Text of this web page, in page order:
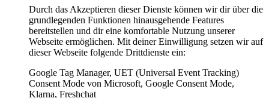
Durch das Akzeptieren dieser Dienste können wir dir über die
grundlegenden Funktionen hinausgehende Features
bereitstellen und dir eine komfortable Nutzung unserer
Webseite ermöglichen. Mit deiner Einwilligung setzen wir auf
dieser Webseite folgende Drittdienste ein:
Google Tag Manager, UET (Universal Event Tracking)
Consent Mode von Microsoft, Google Consent Mode,
Klarna, Freshchat